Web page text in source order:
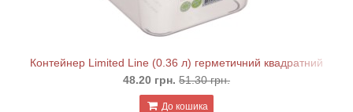
Контейнер Limited Line (0.36 л) герметичний квадратний
48.20 грн. 51.30 грн.
До кошика